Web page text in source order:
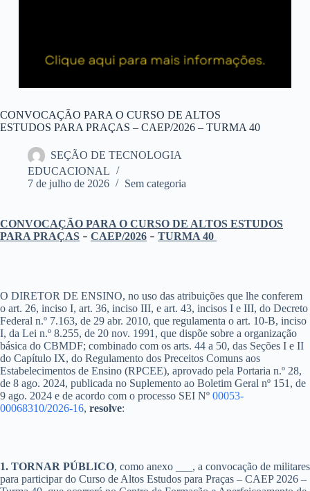
CONVOCAÇÃO PARA O CURSO DE ALTOS
ESTUDOS PARA PRAÇAS – CAEP/2026 – TURMA 40
SEÇÃO DE TECNOLOGIA
EDUCACIONAL
7 de julho de 2026
Sem categoria
CONVOCAÇÃO PARA O CURSO DE ALTOS ESTUDOS
PARA PRAÇAS – CAEP/2026 – TURMA 40
O DIRETOR DE ENSINO, no uso das atribuições que lhe conferem
o art. 26, inciso I, art. 36, inciso III, e art. 43, incisos I e III, do Decreto
Federal n.º 7.163, de 29 abr. 2010, que regulamenta o art. 10-B, inciso
I, da Lei n.º 8.255, de 20 nov. 1991, que dispõe sobre a organização
básica do CBMDF; combinado com os arts. 44 a 50, das Seções I e II
do Capítulo IX, do Regulamento dos Preceitos Comuns aos
Estabelecimentos de Ensino (RPCEE), aprovado pela Portaria n.º 28,
de 8 ago. 2024, publicada no Suplemento ao Boletim Geral nº 151, de
9 ago. 2024 e de acordo com o processo SEI Nº 00053-
00068310/2026-16, resolve:
1. TORNAR PÚBLICO, como anexo ___, a convocação de militares
para participar do Curso de Altos Estudos para Praças – CAEP 2026 –